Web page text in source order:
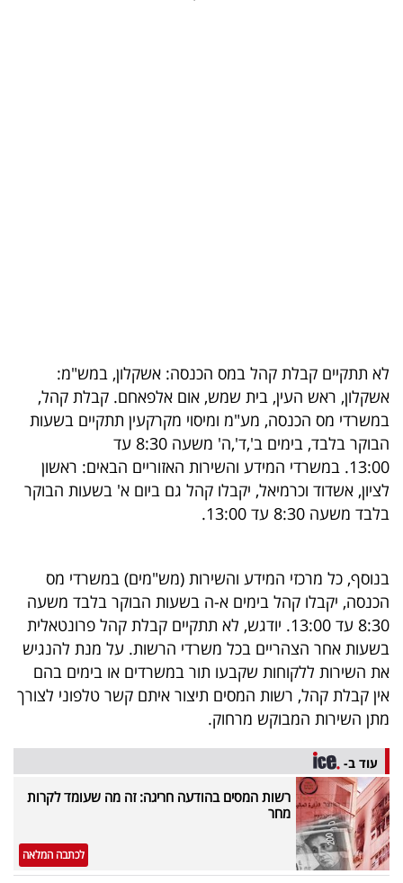
פודקאסט
40
UNDER
40
שיתופי
פעולה
דרושים
ניוזלטרים
מייל
אדום
לא תתקיים קבלת קהל במס הכנסה: אשקלון, במש"מ:
אשקלון, ראש העין, בית שמש, אום אלפאחם. קבלת קהל,
במשרדי מס הכנסה, מע"מ ומיסוי מקרקעין תתקיים בשעות
הבוקר בלבד, בימים ב',ד',ה' משעה 8:30 עד
13:00. במשרדי המידע והשירות האזוריים הבאים: ראשון
לציון, אשדוד וכרמיאל, יקבלו קהל גם ביום א' בשעות הבוקר
בלבד משעה 8:30 עד 13:00.
בנוסף, כל מרכזי המידע והשירות (מש"מים) במשרדי מס
הכנסה, יקבלו קהל בימים א-ה בשעות הבוקר בלבד משעה
8:30 עד 13:00. יודגש, לא תתקיים קבלת קהל פרונטאלית
בשעות אחר הצהריים בכל משרדי הרשות. על מנת להנגיש
את השירות ללקוחות שקבעו תור במשרדים או בימים בהם
אין קבלת קהל, רשות המסים תיצור איתם קשר טלפוני לצורך
מתן השירות המבוקש מרחוק.
עוד ב-
רשות המסים בהודעה חריגה: זה מה שעומד לקרות
מחר
לכתבה המלאה